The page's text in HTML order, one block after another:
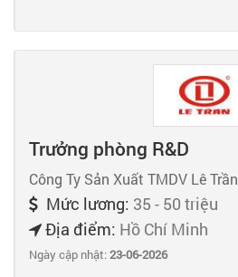
Trưởng phòng R&D
Công Ty Sản Xuất TMDV Lê Trần
Mức lương: 35 - 50 triệu
Địa điểm: Hồ Chí Minh
Ngày cập nhật:23-06-2026